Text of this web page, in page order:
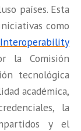
países. Esta
como
la Comisión
tecnológica
académica,
la
y el